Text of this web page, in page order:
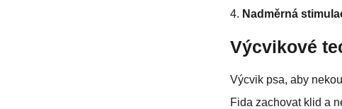
4. Nadměrná
Výcvikové
Výcvik psa, aby
Fida zachovat klid a